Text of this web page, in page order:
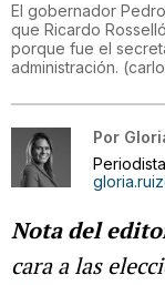
El gobernador
que Ricardo
porque fue el
administración. (
Por
Nota del
cara a las